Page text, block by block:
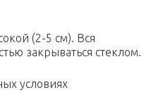
(2-5 см). Вся
закрываться стеклом.
условиях